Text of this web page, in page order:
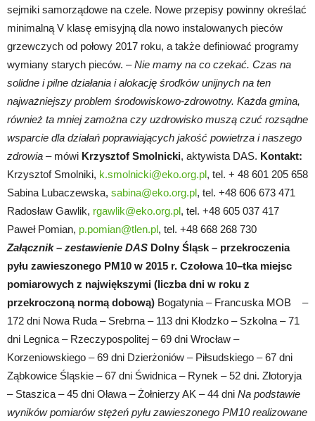
sejmiki samorządowe na czele. Nowe przepisy powinny określać
minimalną V klasę emisyjną dla nowo instalowanych pieców
grzewczych od połowy 2017 roku, a także definiować programy
wymiany starych pieców. –Nie mamy na co czekać. Czas na
solidne i pilne działania i alokację środków unijnych na ten
najważniejszy problem środowiskowo-zdrowotny. Każda gmina,
również ta mniej zamożna czy uzdrowisko muszą czuć rozsądne
wsparcie dla działań poprawiających jakość powietrza i naszego
zdrowia – mówi Krzysztof Smolnicki, aktywista DAS. Kontakt:
Krzysztof Smolniki, k.smolnicki@eko.org.pl, tel. + 48 601 205 658
Sabina Lubaczewska, sabina@eko.org.pl, tel. +48 606 673 471
Radosław Gawlik, rgawlik@eko.org.pl, tel. +48 605 037 417
Paweł Pomian, p.pomian@tlen.pl, tel. +48 668 268 730
Załącznik– zestawienie DAS Dolny Śląsk – przekroczenia
pyłu zawieszonego PM10 w 2015 r. Czołowa 10–tka miejsc
pomiarowych z największymi (liczba dni w roku z
przekroczoną normą dobową) Bogatynia – Francuska MOB –
172 dni Nowa Ruda – Srebrna – 113 dni Kłodzko – Szkolna – 71
dni Legnica – Rzeczypospolitej – 69 dni Wrocław –
Korzeniowskiego – 69 dni Dzierżoniów – Piłsudskiego – 67 dni
Ząbkowice Śląskie – 67 dni Świdnica – Rynek – 52 dni. Złotoryja
– Staszica – 45 dni Oława – Żołnierzy AK – 44 dni Na podstawie
wyników pomiarów stężeń pyłu zawieszonego PM10 realizowane